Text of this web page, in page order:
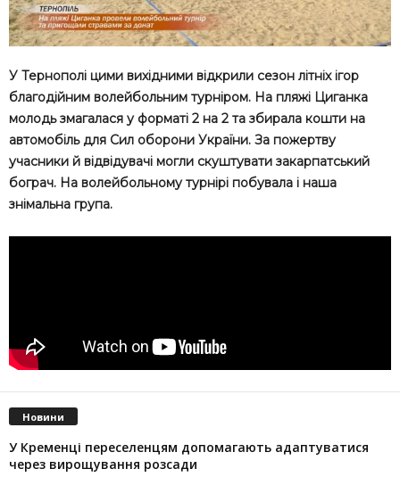
У Тернополі цими вихідними відкрили сезон літніх ігор
благодійним волейбольним турніром. На пляжі Циганка
молодь змагалася у форматі 2 на 2 та збирала кошти на
автомобіль для Сил оборони України. За пожертву
учасники й відвідувачі могли скуштувати закарпатський
бограч. На волейбольному турнірі побувала і наша
знімальна група.
Новини
У Кременці переселенцям допомагають адаптуватися
через вирощування розсади